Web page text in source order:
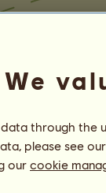
We
through the
please see our
our cookie